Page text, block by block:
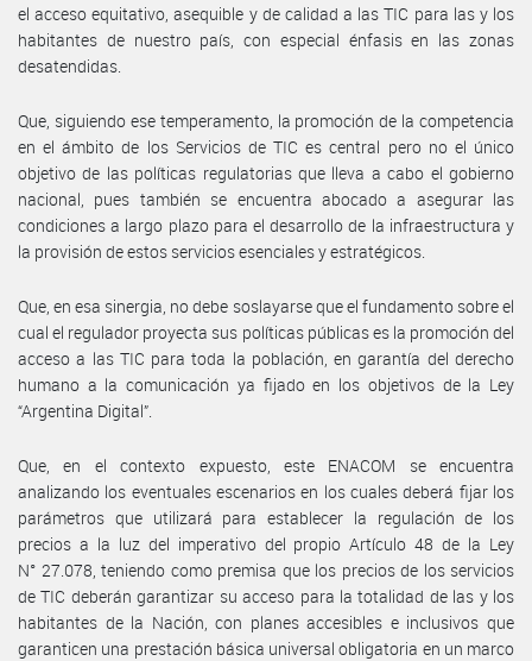
el acceso equitativo, asequible y de calidad a las TIC para las y los
habitantes de nuestro país, con especial énfasis en las zonas
desatendidas.
Que, siguiendo ese temperamento, la promoción de la competencia
en el ámbito de los Servicios de TIC es central pero no el único
objetivo de las políticas regulatorias que lleva a cabo el gobierno
nacional, pues también se encuentra abocado a asegurar las
condiciones a largo plazo para el desarrollo de la infraestructura y
la provisión de estos servicios esenciales y estratégicos.
Que, en esa sinergia, no debe soslayarse que el fundamento sobre el
cual el regulador proyecta sus políticas públicas es la promoción del
acceso a las TIC para toda la población, en garantía del derecho
humano a la comunicación ya fijado en los objetivos de la Ley
“Argentina Digital”.
Que, en el contexto expuesto, este ENACOM se encuentra
analizando los eventuales escenarios en los cuales deberá fijar los
parámetros que utilizará para establecer la regulación de los
precios a la luz del imperativo del propio Artículo 48 de la Ley
N° 27.078, teniendo como premisa que los precios de los servicios
de TIC deberán garantizar su acceso para la totalidad de las y los
habitantes de la Nación, con planes accesibles e inclusivos que
garanticen una prestación básica universal obligatoria en un marco